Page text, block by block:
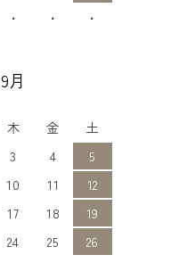
・ ・ ・
月
木 金
土
3 4
5
10 11
12
17 18
19
24 25
26